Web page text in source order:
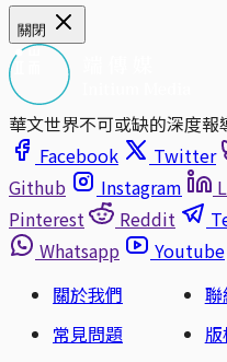
關閉
華文世界不可或缺的深度報
Facebook
Twitter
Github
Instagram
Pinterest
Reddit
Whatsapp
Youtube
關於我們
聯
常見問題